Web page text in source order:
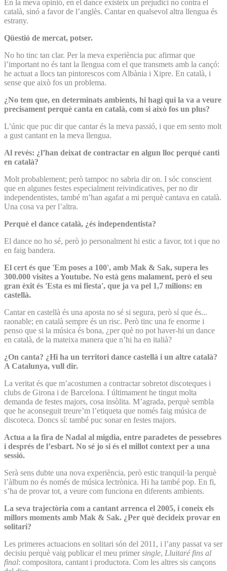
En la meva opinió, en el dance existeix un prejudici no contra el
català, sinó a favor de l’anglès. Cantar en qualsevol altra llengua és
estrany.
Qüestió de mercat, potser.
No ho tinc tan clar. Per la meva experiència puc afirmar que
l’important no és tant la llengua com el que transmets amb la cançó:
he actuat a llocs tan pintorescos com Albània i Xipre. En català, i
sense que això fos un problema.
¿No tem que, en determinats ambients, hi hagi qui la va a veure
precisament perquè canta en català, com si això fos un plus?
L’únic que puc dir que cantar és la meva passió, i que em sento molt
a gust cantant en la meva llengua.
Al revés: ¿l’han deixat de contractar en algun lloc perquè canti
en català?
Molt probablement; però tampoc no sabria dir on. I sóc conscient
que en algunes festes especialment reivindicatives, per no dir
independentistes, també m’han agafat a mi perquè cantava en català.
Una cosa va per l’altra.
Perquè el dance català, ¿és independentista?
El dance no ho sé, però jo personalment hi estic a favor, tot i que no
en faig bandera.
El cert és que 'Em poses a 100', amb Mak & Sak, supera les
300.000 visites a Youtube. No està gens malament, però el seu
gran èxit és 'Esta es mi fiesta', que ja va pel 1,7 milions: en
castellà.
Cantar en castellà és una aposta no sé si segura, però sí que és...
raonable; en català sempre és un risc. Però tinc una fe enorme i
penso que si la música és bona, ¿per què no pot haver-hi un dance
en català, de la mateixa manera que n’hi ha en italià?
¿On canta? ¿Hi ha un territori dance castellà i un altre català?
A Catalunya, vull dir.
La veritat és que m’acostumen a contractar sobretot discoteques i
clubs de Girona i de Barcelona. I últimament he tingut molta
demanda de festes majors, cosa insòlita. M’agrada, perquè sembla
que he aconseguit treure’m l’etiqueta que només faig música de
discoteca. Doncs sí: també puc sonar en festes majors.
Actua a la fira de Nadal al migdia, entre paradetes de pessebres
i després de l’esbart. No sé jo si és el millot context per a una
sessió.
Serà sens dubte una nova experiència, però estic tranquil·la perquè
l’àlbum no és només de música lectrònica. Hi ha també pop. En fi,
s’ha de provar tot, a veure com funciona en diferents ambients.
La seva trajectòria com a cantant arrenca el 2005, i coneix els
millors moments amb Mak & Sak. ¿Per què decideix provar en
solitari?
Les primeres actuacions en solitari són del 2011, i l’any passat va ser
decisiu perquè vaig publicar el meu primer single, Lluitaré fins al
final: compositora, cantant i productora. Com les altres sis cançons